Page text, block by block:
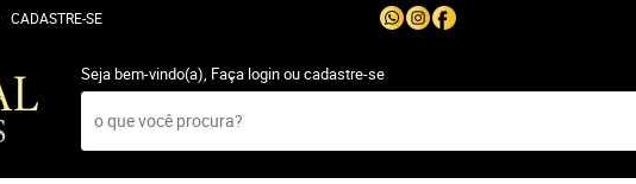
CADASTRE-SE
Seja bem-vindo(a), Faça loginoucadastre-se